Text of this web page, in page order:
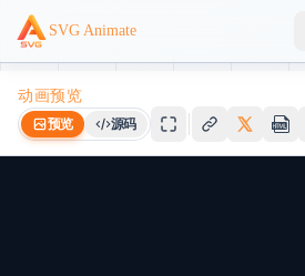
SVG Animate
动画预览
预览 源码